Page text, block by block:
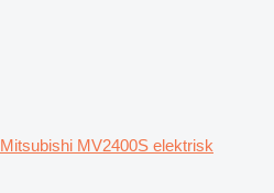
Mitsubishi MV2400S elektrisk